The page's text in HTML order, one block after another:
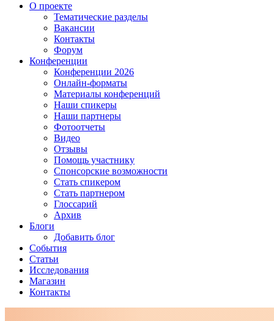
О проекте
Тематические разделы
Вакансии
Контакты
Форум
Конференции
Конференции 2026
Онлайн-форматы
Материалы конференций
Наши спикеры
Наши партнеры
Фотоотчеты
Видео
Отзывы
Помощь участнику
Спонсорские возможности
Стать спикером
Стать партнером
Глоссарий
Архив
Блоги
Добавить блог
События
Статьи
Исследования
Магазин
Контакты